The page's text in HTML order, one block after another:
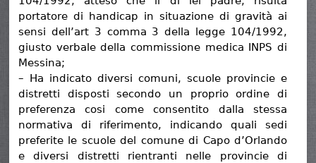
portatore di handicap in situazione di gravità ai
sensi dell’art 3 comma 3 della legge 104/1992,
giusto verbale della commissione medica INPS di
Messina;
– Ha indicato diversi comuni, scuole provincie e
distretti disposti secondo un proprio ordine di
preferenza cosi come consentito dalla stessa
normativa di riferimento, indicando quali sedi
preferite le scuole del comune di Capo d’Orlando
e diversi distretti rientranti nelle provincie di